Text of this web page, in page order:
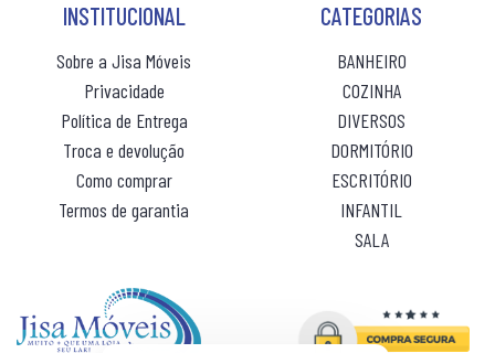
(10% de desconto) (10% de desconto)
INSTITUCIONAL
Sobre a Jisa Móveis
Privacidade
Política de Entrega
Troca e devolução
Como comprar
Termos de garantia
CATEGORIAS
BANHEIRO
COZINHA
DIVERSOS
DORMITÓRIO
ESCRITÓRIO
INFANTIL
SALA